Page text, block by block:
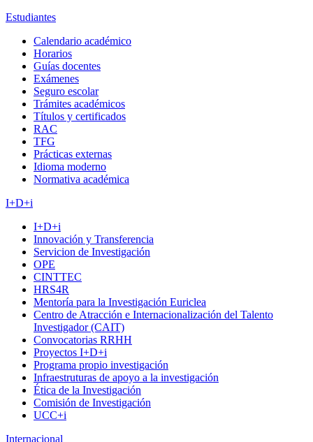
Estudiantes
Calendario académico
Horarios
Guías docentes
Exámenes
Seguro escolar
Trámites académicos
Títulos y certificados
RAC
TFG
Prácticas externas
Idioma moderno
Normativa académica
I+D+i
I+D+i
Innovación y Transferencia
Servicion de Investigación
OPE
CINTTEC
HRS4R
Mentoría para la Investigación Euriclea
Centro de Atracción e Internacionalización del Talento
Investigador (CAIT)
Convocatorias RRHH
Proyectos I+D+i
Programa propio investigación
Infraestruturas de apoyo a la investigación
Ética de la Investigación
Comisión de Investigación
UCC+i
Internacional